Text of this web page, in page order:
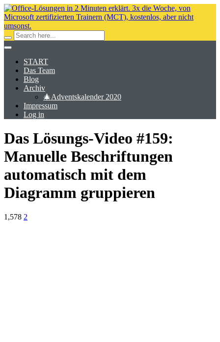
START
Das Team
Blog
Archiv
🎄Adventskalender 2020
Impressum
Log in
Das Lösungs-Video #159:
Manuelle Beschriftungen
automatisch mit dem
Diagramm gruppieren
1,578 2